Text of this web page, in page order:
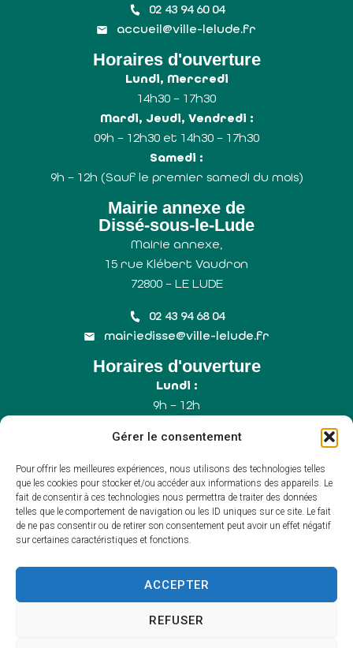
Gérer le consentement
Pour offrir les meilleures expériences, nous utilisons des technologies telles
que les cookies pour stocker et/ou accéder aux informations des appareils. Le
fait de consentir à ces technologies nous permettra de traiter des données
telles que le comportement de navigation ou les ID uniques sur ce site. Le fait
de ne pas consentir ou de retirer son consentement peut avoir un effet négatif
sur certaines caractéristiques et fonctions.
ACCEPTER
REFUSER
02 43 94 60 04
accueil@ville-lelude.fr
Horaires d'ouverture
Lundi, Mercredi
14h30 – 17h30
Mardi, Jeudi, Vendredi :
09h – 12h30 et 14h30 – 17h30
Samedi :
9h – 12h (Sauf le premier samedi du mois)
Mairie annexe de
Dissé-sous-le-Lude
Mairie annexe,
15 rue Klébert Vaudron
72800 – LE LUDE
02 43 94 68 04
mairiedisse@ville-lelude.fr
Horaires d'ouverture
Lundi :
9h – 12h
9h – 12h
Samedi :
9h – 12h (Uniquement le 1er samedi du mois)
Accessibilité
Mentions légales
Confidentialité